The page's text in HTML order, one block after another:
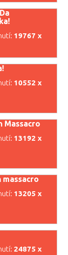
19767 x
10552 x
Massacro
13192 x
massacro
13205 x
24875 x